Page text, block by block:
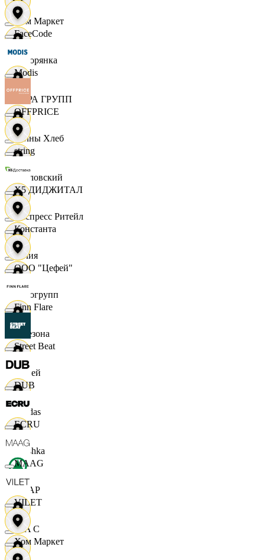
Хом Маркет
Хуторянка
ЦЕРА ГРУПП
Челны Хлеб
Чкаловский
Экспресс Ритейл
Юлия
Яркогрупп
4 Сезона
7 дней
Adidas
Bershka
СПАР
M A C
FaceCode
Modis
OFFPRICE
string
X5 ДИДЖИТАЛ
Константа
ООО "Цефей"
Finn Flare
Street Beat
DUB
ECRU
MAAG
VILET
Хом Маркет